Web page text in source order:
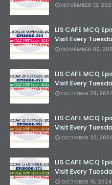
NOVEMBER 12,
LIS CAFE MCQ
Visit Every
NOVEMBER 05,
LIS CAFE MCQ
Visit Every
OCTOBER 29,
LIS CAFE MCQ
Visit Every
OCTOBER 22,
LIS CAFE MCQ
Visit Every
OCTOBER 15, 2024